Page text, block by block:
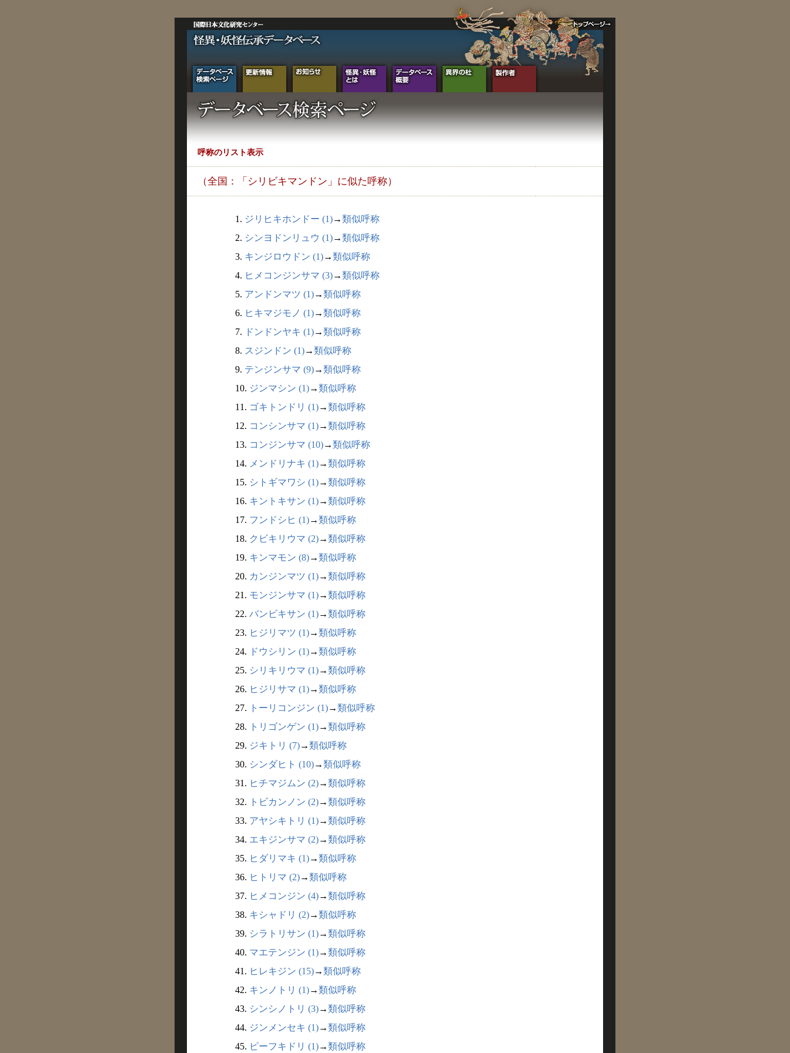
呼称のリスト表示
（全国：「シリビキマンドン」に似た呼称）
1. ジリヒキホンドー (1)→類似呼称
2. シンヨドンリュウ (1)→類似呼称
3. キンジロウドン (1)→類似呼称
4. ヒメコンジンサマ (3)→類似呼称
5. アンドンマツ (1)→類似呼称
6. ヒキマジモノ (1)→類似呼称
7. ドンドンヤキ (1)→類似呼称
8. スジンドン (1)→類似呼称
9. テンジンサマ (9)→類似呼称
10. ジンマシン (1)→類似呼称
11. ゴキトンドリ (1)→類似呼称
12. コンシンサマ (1)→類似呼称
13. コンジンサマ (10)→類似呼称
14. メンドリナキ (1)→類似呼称
15. シトギマワシ (1)→類似呼称
16. キントキサン (1)→類似呼称
17. フンドシヒ (1)→類似呼称
18. クビキリウマ (2)→類似呼称
19. キンマモン (8)→類似呼称
20. カンジンマツ (1)→類似呼称
21. モンジンサマ (1)→類似呼称
22. バンビキサン (1)→類似呼称
23. ヒジリマツ (1)→類似呼称
24. ドウシリン (1)→類似呼称
25. シリキリウマ (1)→類似呼称
26. ヒジリサマ (1)→類似呼称
27.
トーリコンジン (1)→類似呼称
28.
トリゴンゲン (1)→類似呼称
29. ジキトリ (7)→類似呼称
30. シンダヒト (10)→類似呼称
31. ヒチマジムン (2)→類似呼称
32.
トビカンノン (2)→類似呼称
33. アヤシキトリ (1)→類似呼称
34. エキジンサマ (2)→類似呼称
35. ヒダリマキ (1)→類似呼称
36. ヒトリマ (2)→類似呼称
37. ヒメコンジン (4)→類似呼称
38. キシャドリ (2)→類似呼称
39. シラトリサン (1)→類似呼称
40. マエテンジン (1)→類似呼称
41. ヒレキジン (15)→類似呼称
42. キンノトリ (1)→類似呼称
43. シンシノトリ (3)→類似呼称
44. ジンメンセキ (1)→類似呼称
45. ピーフキドリ (1)→類似呼称